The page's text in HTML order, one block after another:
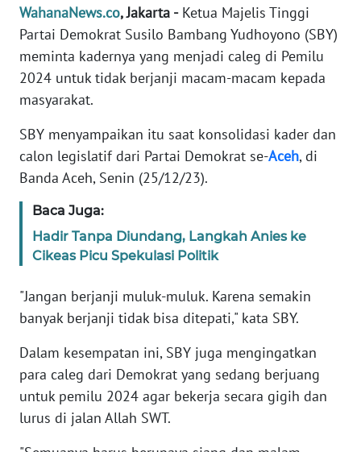
WahanaNews.co, Jakarta -Ketua Majelis Tinggi
Partai Demokrat Susilo Bambang Yudhoyono (SBY)
meminta kadernya yang menjadi caleg di Pemilu
2024 untuk tidak berjanji macam-macam kepada
masyarakat.
SBY menyampaikan itu saat konsolidasi kader dan
calon legislatif dari Partai Demokrat se-Aceh, di
Banda Aceh, Senin (25/12/23).
Baca Juga:
Hadir Tanpa Diundang, Langkah Anies ke
Cikeas Picu Spekulasi Politik
"Jangan berjanji muluk-muluk. Karena semakin
banyak berjanji tidak bisa ditepati," kata SBY.
Dalam kesempatan ini, SBY juga mengingatkan
para caleg dari Demokrat yang sedang berjuang
untuk pemilu 2024 agar bekerja secara gigih dan
lurus di jalan Allah SWT.
Informasi
INDEKS
BERITA
KONTAK
INFO
IKLAN
TENTANG
KAMI
MEDIA
SIBER
REDAKSI
KARIR